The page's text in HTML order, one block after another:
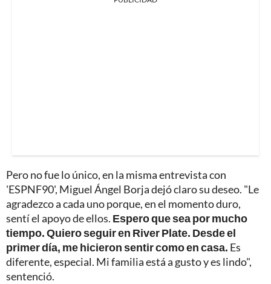
Pero no fue lo único, en la misma entrevista con
'ESPNF90', Miguel Ángel Borja dejó claro su deseo. "Le
agradezco a cada uno porque, en el momento duro,
sentí el apoyo de ellos. Espero que sea por mucho
tiempo. Quiero seguir en River Plate. Desde el
primer día, me hicieron sentir como en casa. Es
diferente, especial. Mi familia está a gusto y es lindo",
sentenció.